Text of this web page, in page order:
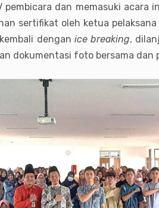
pembicara dan memasuki
sertifikat oleh ketua
dengan ice breaking,
dokumentasi foto bersama dan